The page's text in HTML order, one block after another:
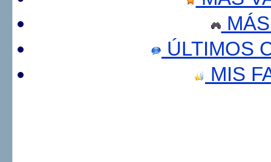
ÚLTIMOS
MIS